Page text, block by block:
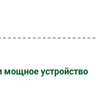
мощное устройство